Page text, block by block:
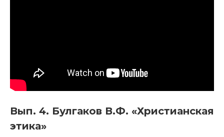
Вып. 4. Булгаков В.Ф. «Христианская
этика»